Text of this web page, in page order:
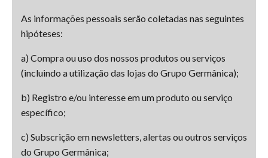
As informações pessoais serão coletadas nas seguintes
hipóteses:
a) Compra ou uso dos nossos produtos ou serviços
(incluindo a utilização das lojas do Grupo Germânica);
b) Registro e/ou interesse em um produto ou serviço
específico;
c) Subscrição em newsletters, alertas ou outros serviços
do Grupo Germânica;